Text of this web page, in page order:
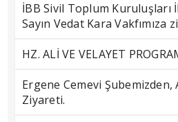
İBB Sivil Toplum
Sayın Vedat Kara
HZ. ALİ VE VELAYET
Ergene Cemevi
Ziyareti.